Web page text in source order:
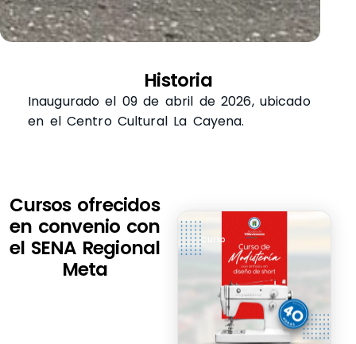
Historia
Inaugurado el 09 de abril de 2026, ubicado
en el Centro Cultural La Cayena.
Cursos ofrecidos
en convenio con
el SENA Regional
Meta
Curso